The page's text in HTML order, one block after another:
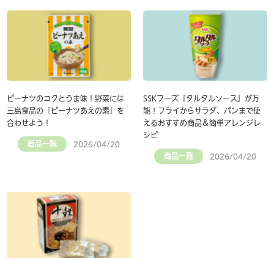
ピーナツのコクとうま味！野菜には
三島食品の『ピーナツあえの素』を
合わせよう！
商品一覧 2026/04/20
SSKフーズ「タルタルソース」が万
能！フライからサラダ、パンまで使
えるおすすめ商品＆簡単アレンジレ
シピ
商品一覧 2026/04/20